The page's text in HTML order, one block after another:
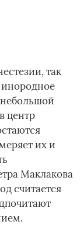
так
инородное
небольшой
центр
их и
Маклакова
считается